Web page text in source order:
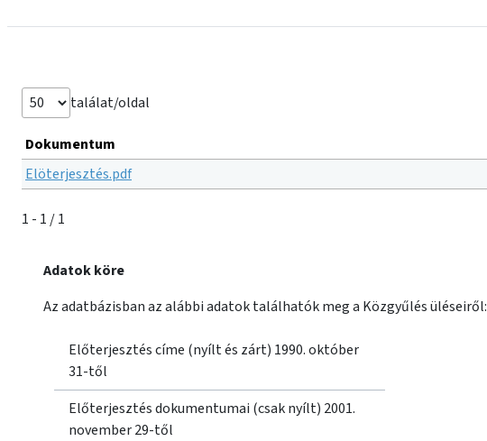
találat/oldal
Dokumentum
Elöterjesztés.pdf
1 - 1 / 1
Adatok köre
Az adatbázisban az alábbi adatok találhatók meg a Közgyűlés üléseiről:
Előterjesztés címe (nyílt és zárt) 1990. október
31-től
Előterjesztés dokumentumai (csak nyílt) 2001.
november 29-től